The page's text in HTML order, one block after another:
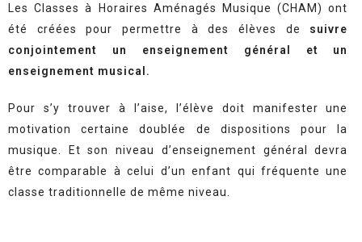
Les Classes à Horaires Aménagés Musique (CHAM) ont
été créées pour permettre à des élèves de suivre
conjointement un enseignement général et un
enseignement musical.
Pour s’y trouver à l’aise, l’élève doit manifester une
motivation certaine doublée de dispositions pour la
musique. Et son niveau d’enseignement général devra
être comparable à celui d’un enfant qui fréquente une
classe traditionnelle de même niveau.